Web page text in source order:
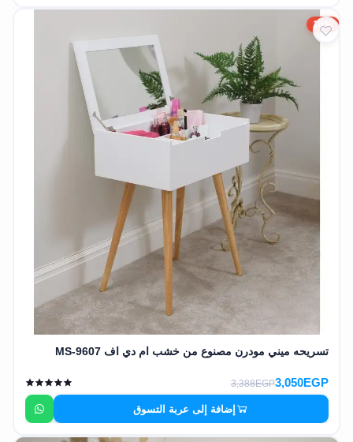
10%
تسريحه ميني مودرن مصنوع من خشب ام دي اف MS-9607
3,050EGP
3,388EGP
إضافة إلى عربة التسوق